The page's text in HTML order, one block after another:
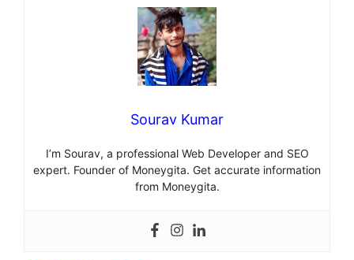
Sourav Kumar
I’m Sourav, a professional Web Developer and SEO
expert. Founder of Moneygita. Get accurate information
from Moneygita.